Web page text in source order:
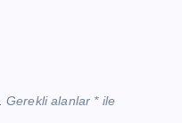
Gerekli alanlar *ile